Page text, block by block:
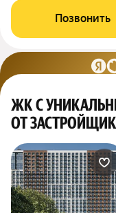
Позвонить
ЖК С
ОТ